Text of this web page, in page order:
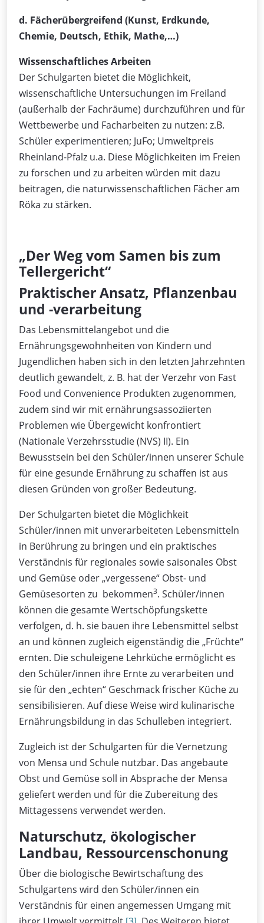
d. Fächerübergreifend (Kunst, Erdkunde,
Chemie, Deutsch, Ethik, Mathe,…)
Wissenschaftliches Arbeiten
Der Schulgarten bietet die Möglichkeit,
wissenschaftliche Untersuchungen im Freiland
(außerhalb der Fachräume) durchzuführen und für
Wettbewerbe und Facharbeiten zu nutzen: z.B.
Schüler experimentieren; JuFo; Umweltpreis
Rheinland-Pfalz u.a. Diese Möglichkeiten im Freien
zu forschen und zu arbeiten würden mit dazu
beitragen, die naturwissenschaftlichen Fächer am
Röka zu stärken.
„Der Weg vom Samen bis zum
Tellergericht“
Praktischer Ansatz, Pflanzenbau
und -verarbeitung
Das Lebensmittelangebot und die
Ernährungsgewohnheiten von Kindern und
Jugendlichen haben sich in den letzten Jahrzehnten
deutlich gewandelt, z. B. hat der Verzehr von Fast
Food und Convenience Produkten zugenommen,
zudem sind wir mit ernährungsassoziierten
Problemen wie Übergewicht konfrontiert
(Nationale Verzehrsstudie (NVS) II). Ein
Bewusstsein bei den Schüler/innen unserer Schule
für eine gesunde Ernährung zu schaffen ist aus
diesen Gründen von großer Bedeutung.
Der Schulgarten bietet die Möglichkeit
Schüler/innen mit unverarbeiteten Lebensmitteln
in Berührung zu bringen und ein praktisches
Verständnis für regionales sowie saisonales Obst
und Gemüse oder „vergessene“ Obst- und
Gemüsesorten zu bekommen3. Schüler/innen
können die gesamte Wertschöpfungskette
verfolgen, d. h. sie bauen ihre Lebensmittel selbst
an und können zugleich eigenständig die „Früchte“
ernten. Die schuleigene Lehrküche ermöglicht es
den Schüler/innen ihre Ernte zu verarbeiten und
sie für den „echten“ Geschmack frischer Küche zu
sensibilisieren. Auf diese Weise wird kulinarische
Ernährungsbildung in das Schulleben integriert.
Zugleich ist der Schulgarten für die Vernetzung
von Mensa und Schule nutzbar. Das angebaute
Obst und Gemüse soll in Absprache der Mensa
geliefert werden und für die Zubereitung des
Mittagessens verwendet werden.
Naturschutz, ökologischer
Landbau, Ressourcenschonung
Über die biologische Bewirtschaftung des
Schulgartens wird den Schüler/innen ein
Verständnis für einen angemessen Umgang mit